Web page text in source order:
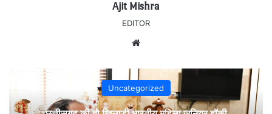
Ajit Mishra
EDITOR
Uncategorized